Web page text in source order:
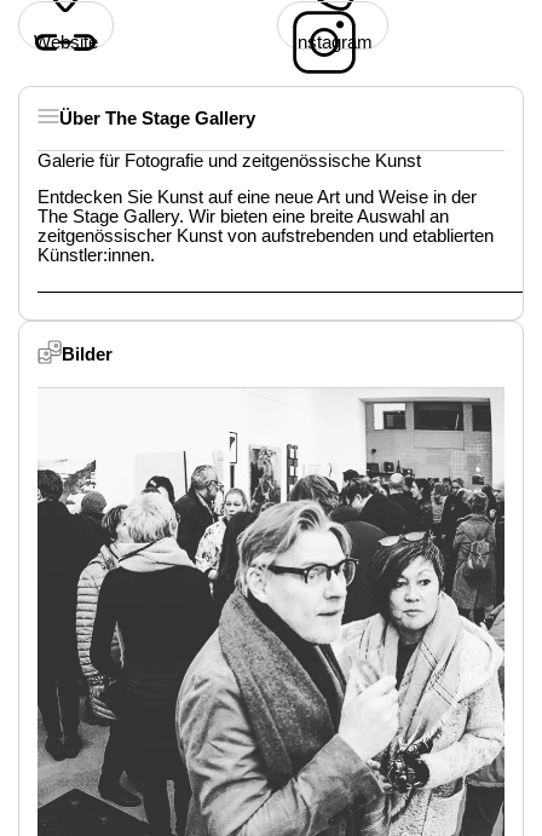
Website Instagram
Über The Stage Gallery
Galerie für Fotografie und zeitgenössische Kunst
Entdecken Sie Kunst auf eine neue Art und Weise in der
The Stage Gallery. Wir bieten eine breite Auswahl an
zeitgenössischer Kunst von aufstrebenden und etablierten
Künstler:innen.
Bilder